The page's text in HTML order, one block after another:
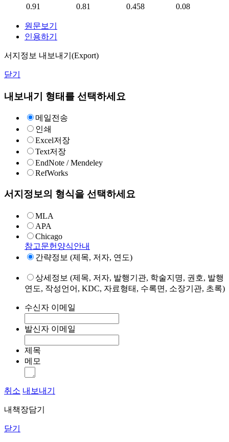
0.91 0.81 0.458 0.08
원문보기
인용하기
서지정보 내보내기(Export)
닫기
내보내기 형태를 선택하세요
메일전송
인쇄
Excel저장
Text저장
EndNote / Mendeley
RefWorks
서지정보의 형식을 선택하세요
MLA
APA
Chicago
참고문헌양식안내
간략정보 (제목, 저자, 연도)
상세정보 (제목, 저자, 발행기관, 학술지명, 권호, 발행
연도, 작성언어, KDC, 자료형태, 수록면, 소장기관, 초록)
수신자 이메일
발신자 이메일
제목
메모
취소 내보내기
내책장담기
닫기